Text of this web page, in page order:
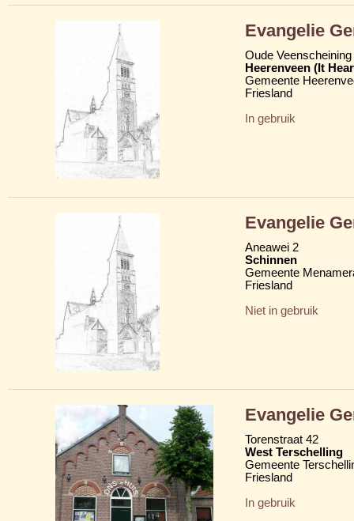
Evangelie
Oude Veenscheining
Heerenveen (It
Gemeente
Friesland
In gebruik
Evangelie
Aneawei 2
Schinnen
Gemeente
Friesland
Niet in gebruik
Evangelie
Torenstraat 42
West Terschelling
Gemeente
Friesland
In gebruik